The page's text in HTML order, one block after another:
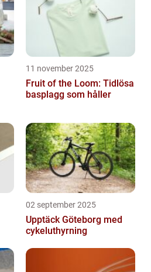
11 november 2025
Fruit of the Loom: Tidlösa
basplagg som håller
02 september 2025
Upptäck Göteborg med
cykeluthyrning